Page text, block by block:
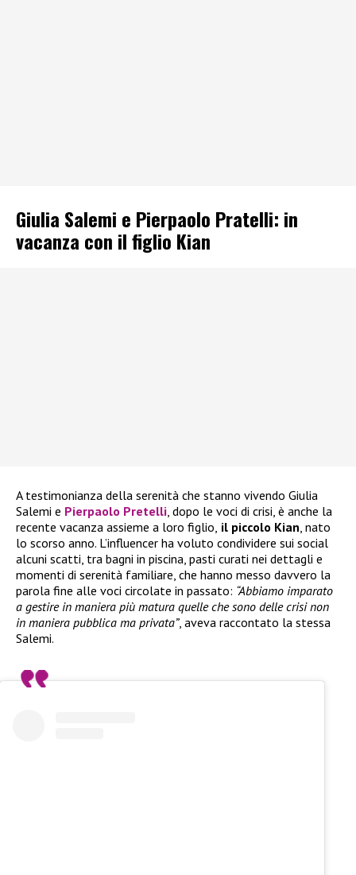
Giulia Salemi e Pierpaolo Pratelli: in
vacanza con il figlio Kian
A testimonianza della serenità che stanno vivendo Giulia
Salemi e Pierpaolo Pretelli , dopo le voci di crisi, è anche la
recente vacanza assieme a loro figlio, il piccolo Kian , nato
lo scorso anno. L’influencer ha voluto condividere sui social
alcuni scatti, tra bagni in piscina, pasti curati nei dettagli e
momenti di serenità familiare, che hanno messo davvero la
parola fine alle voci circolate in passato: “Abbiamo imparato
a gestire in maniera più matura quelle che sono delle crisi non
in maniera pubblica ma privata”, aveva raccontato la stessa
Salemi.